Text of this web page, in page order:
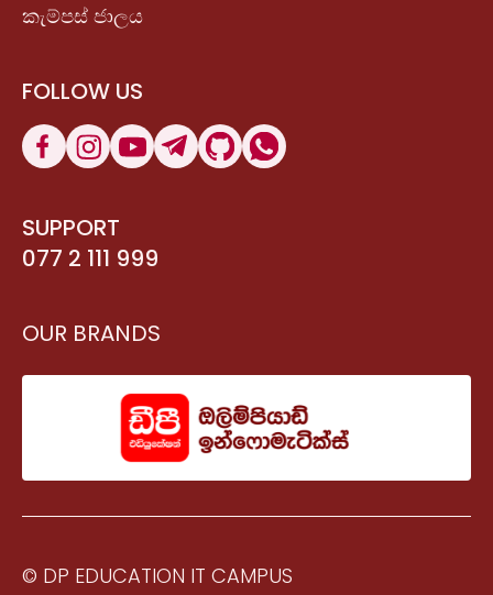
කැම්පස් ජාලය
FOLLOW US
SUPPORT
077 2 111 999
OUR BRANDS
© DP EDUCATION IT CAMPUS